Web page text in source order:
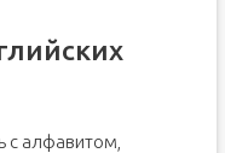
с алфавитом,